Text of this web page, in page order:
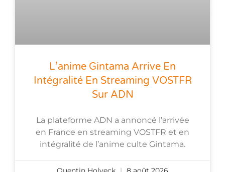
L’anime Gintama Arrive En
Intégralité En Streaming VOSTFR
Sur ADN
La plateforme ADN a annoncé l’arrivée
en France en streaming VOSTFR et en
intégralité de l’anime culte Gintama.